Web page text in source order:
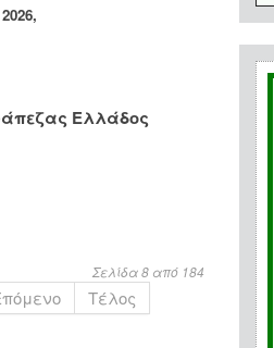
Ελλάδος
Σελίδα 8 από 184
Τέλος